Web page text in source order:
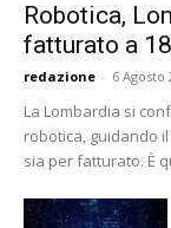
Robotica,
fatturato a
redazione - 6 Agosto
La Lombardia si
robotica, guidando
sia per fatturato. È